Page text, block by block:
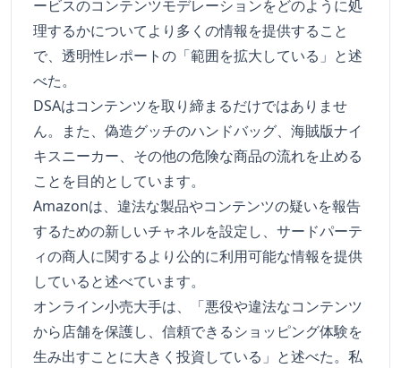
ービスのコンテンツモデレーションをどのように処
理するかについてより多くの情報を提供すること
で、透明性レポートの「範囲を拡大している」と述
べた。
DSAはコンテンツを取り締まるだけではありませ
ん。また、偽造グッチのハンドバッグ、海賊版ナイ
キスニーカー、その他の危険な商品の流れを止める
ことを目的としています。
Amazonは、違法な製品やコンテンツの疑いを報告
するための新しいチャネルを設定し、サードパーテ
ィの商人に関するより公的に利用可能な情報を提供
していると述べています。
オンライン小売大手は、「悪役や違法なコンテンツ
から店舗を保護し、信頼できるショッピング体験を
生み出すことに大きく投資している」と述べた。私